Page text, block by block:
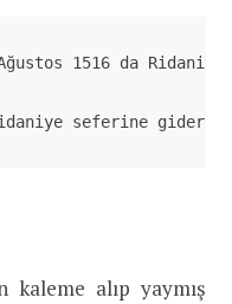
1516 da
seferine
kaleme alıp yaymış